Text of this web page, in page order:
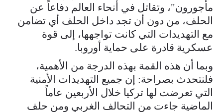
مأجورون"، وتقاتل في أنحاء العالم دفاعاً عن
الحلف، من دون أن تجد داخل الحلف أي تضامن
مع التهديدات التي كانت تواجهها، إلى قوة
عسكرية قادرة على حماية أوروبا.
وبما أن هذه القمة بهذه الدرجة من الأهمية،
فلنتحدث بصراحة: إن جميع التهديدات الأمنية
التي تعرضت لها تركيا خلال الأربعين عاماً
الماضية جاءت من التحالف الغربي ومن حلف